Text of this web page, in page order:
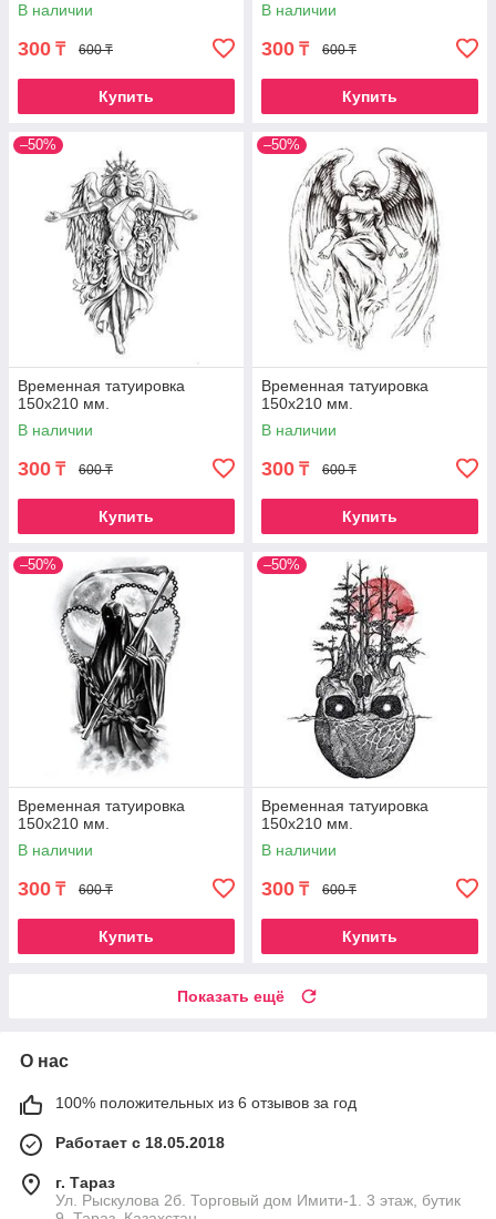
В наличии
300 ₸ 600 ₸
Купить
В наличии
300 ₸ 600 ₸
Купить
–50%
Временная татуировка
150х210 мм.
В наличии
300 ₸ 600 ₸
Купить
–50%
Временная татуировка
150х210 мм.
В наличии
300 ₸ 600 ₸
Купить
–50%
Временная татуировка
150х210 мм.
В наличии
300 ₸ 600 ₸
Купить
–50%
Временная татуировка
150х210 мм.
В наличии
300 ₸ 600 ₸
Купить
Показать ещё
О нас
100% положительных из 6 отзывов за год
Работает с 18.05.2018
г. Тараз
Ул. Рыскулова 2б. Торговый дом Имити-1. 3 этаж, бутик